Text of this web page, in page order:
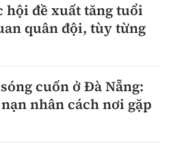
hội đề xuất tăng tuổi
quân đội, tùy từng
cuốn ở Đà Nẵng:
nhân cách nơi gặp